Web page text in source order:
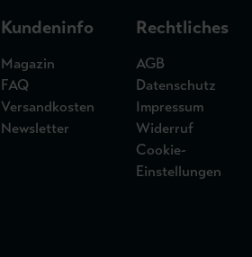
Kundeninfo
Magazin
FAQ
Versandkosten
Newsletter
Rechtliches
AGB
Datenschutz
Impressum
Widerruf
Cookie-
Einstellungen